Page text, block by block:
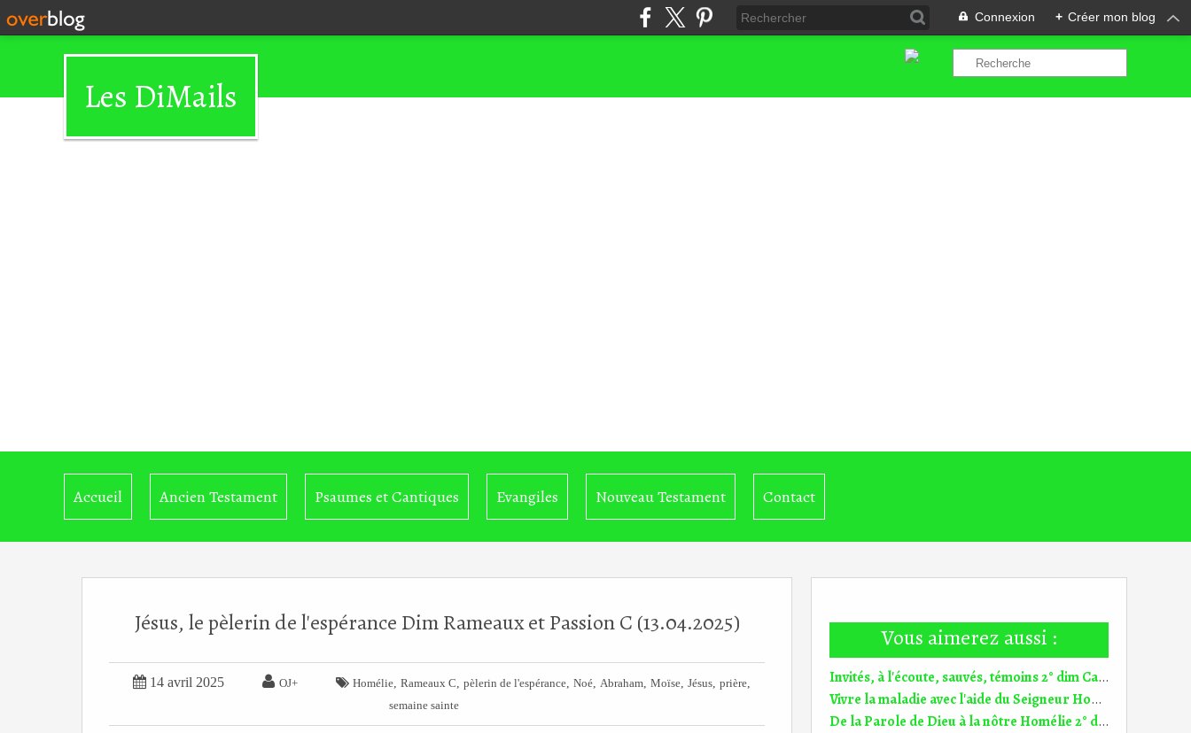
Connexion + Créer mon blog
Les DiMails
Accueil Ancien Testament Psaumes et Cantiques Evangiles Nouveau Testament Contact
Vous aimerez aussi :
Invités, à l'écoute, sauvés, témoins 2° dim Carême A (1.03.2026)
Vivre la maladie avec l'aide du Seigneur Homélie 6° dim TO A (15.02.2026)
De la Parole de Dieu à la nôtre Homélie 2° dim TO A (18.01.2026)
Jésus, le pèlerin de l'espérance Dim Rameaux et Passion C (13.04.2025)
 14 avril 2025  OJ+  Homélie, Rameaux C pèlerin de l'espérance, Noé, Abraham, Moïse, Jésus, prière,
semaine sainte